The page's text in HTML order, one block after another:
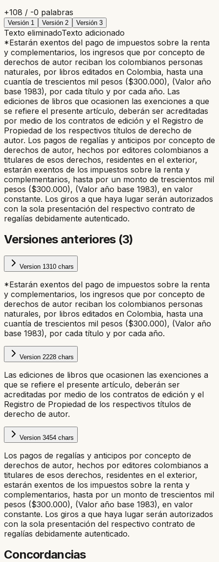
+108 / -0 palabras
Versión 1 Versión 2 Versión 3
Texto eliminadoTexto adicionado
*Estarán exentos del pago de impuestos sobre la renta
y complementarios, los ingresos que por concepto de
derechos de autor reciban los colombianos personas
naturales, por libros editados en Colombia, hasta una
cuantía de trescientos mil pesos ($300.000), (Valor año
base 1983), por cada título y por cada año. Las
ediciones de libros que ocasionen las exenciones a que
se refiere el presente artículo, deberán ser acreditadas
por medio de los contratos de edición y el Registro de
Propiedad de los respectivos títulos de derecho de
autor. Los pagos de regalías y anticipos por concepto de
derechos de autor, hechos por editores colombianos a
titulares de esos derechos, residentes en el exterior,
estarán exentos de los impuestos sobre la renta y
complementarios, hasta por un monto de trescientos mil
pesos ($300.000), (Valor año base 1983), en valor
constante. Los giros a que haya lugar serán autorizados
con la sola presentación del respectivo contrato de
regalías debidamente autenticado.
Versiones anteriores (3)
Version 1310 chars
*Estarán exentos del pago de impuestos sobre la renta
y complementarios, los ingresos que por concepto de
derechos de autor reciban los colombianos personas
naturales, por libros editados en Colombia, hasta una
cuantía de trescientos mil pesos ($300.000), (Valor año
base 1983), por cada título y por cada año.
Version 2228 chars
Las ediciones de libros que ocasionen las exenciones a
que se refiere el presente artículo, deberán ser
acreditadas por medio de los contratos de edición y el
Registro de Propiedad de los respectivos títulos de
derecho de autor.
Version 3454 chars
Los pagos de regalías y anticipos por concepto de
derechos de autor, hechos por editores colombianos a
titulares de esos derechos, residentes en el exterior,
estarán exentos de los impuestos sobre la renta y
complementarios, hasta por un monto de trescientos mil
pesos ($300.000), (Valor año base 1983), en valor
constante. Los giros a que haya lugar serán autorizados
con la sola presentación del respectivo contrato de
regalías debidamente autenticado.
Concordancias